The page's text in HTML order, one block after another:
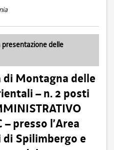
presentazione delle
di Montagna delle
– n. 2 posti
– presso l’Area
di Spilimbergo e